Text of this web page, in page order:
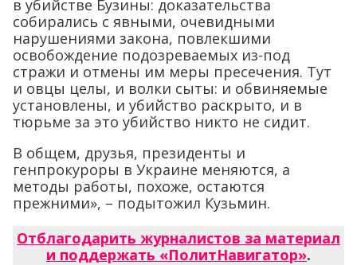
в убийстве Бузины: доказательства
собирались с явными, очевидными
нарушениями закона, повлекшими
освобождение подозреваемых из-под
стражи и отмены им меры пресечения. Тут
и овцы целы, и волки сыты: и обвиняемые
установлены, и убийство раскрыто, и в
тюрьме за это убийство никто не сидит.
В общем, друзья, президенты и
генпрокуроры в Украине меняются, а
методы работы, похоже, остаются
прежними», – подытожил Кузьмин.
Отблагодарить журналистов за материал
и поддержать «ПолитНавигатор».